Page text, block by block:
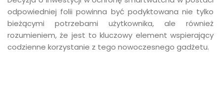
odpowiedniej folii powinna być podyktowana nie tylko
bieżącymi potrzebami użytkownika, ale również
rozumieniem, że jest to kluczowy element wspierający
codzienne korzystanie z tego nowoczesnego gadżetu.